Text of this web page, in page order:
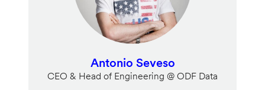
Antonio Seveso
CEO & Head of Engineering @ ODF Data